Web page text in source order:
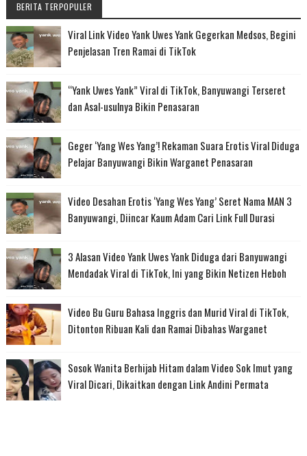
BERITA TERPOPULER
Viral Link Video Yank Uwes Yank Gegerkan Medsos, Begini
Penjelasan Tren Ramai di TikTok
“Yank Uwes Yank” Viral di TikTok, Banyuwangi Terseret
dan Asal-usulnya Bikin Penasaran
Geger ‘Yang Wes Yang’! Rekaman Suara Erotis Viral Diduga
Pelajar Banyuwangi Bikin Warganet Penasaran
Video Desahan Erotis ‘Yang Wes Yang’ Seret Nama MAN 3
Banyuwangi, Diincar Kaum Adam Cari Link Full Durasi
3 Alasan Video Yank Uwes Yank Diduga dari Banyuwangi
Mendadak Viral di TikTok, Ini yang Bikin Netizen Heboh
Video Bu Guru Bahasa Inggris dan Murid Viral di TikTok,
Ditonton Ribuan Kali dan Ramai Dibahas Warganet
Sosok Wanita Berhijab Hitam dalam Video Sok Imut yang
Viral Dicari, Dikaitkan dengan Link Andini Permata